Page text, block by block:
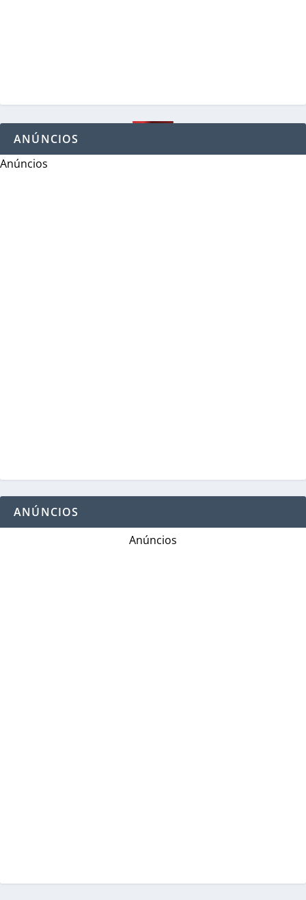
ANÚNCIOS
Anúncios
ANÚNCIOS
Anúncios